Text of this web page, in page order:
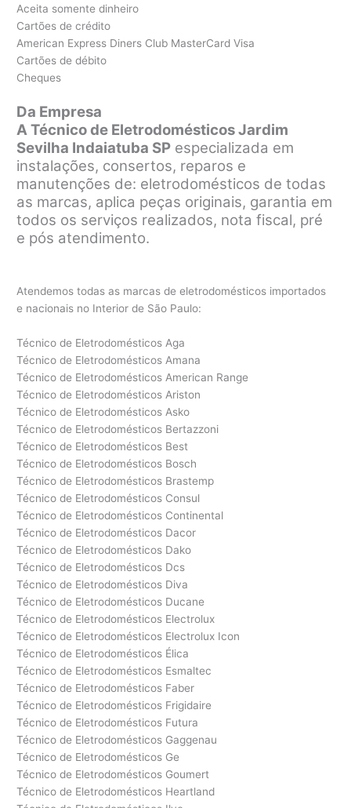
Aceita somente dinheiro
Cartões de crédito
American Express Diners Club MasterCard Visa
Cartões de débito
Cheques
Da Empresa
A Técnico de Eletrodomésticos Jardim
Sevilha Indaiatuba SP especializada em
instalações, consertos, reparos e
manutenções de: eletrodomésticos de todas
as marcas, aplica peças originais, garantia em
todos os serviços realizados, nota fiscal, pré
e pós atendimento.
Atendemos todas as marcas de eletrodomésticos importados
e nacionais no Interior de São Paulo:
Técnico de Eletrodomésticos Aga
Técnico de Eletrodomésticos Amana
Técnico de Eletrodomésticos American Range
Técnico de Eletrodomésticos Ariston
Técnico de Eletrodomésticos Asko
Técnico de Eletrodomésticos Bertazzoni
Técnico de Eletrodomésticos Best
Técnico de Eletrodomésticos Bosch
Técnico de Eletrodomésticos Brastemp
Técnico de Eletrodomésticos Consul
Técnico de Eletrodomésticos Continental
Técnico de Eletrodomésticos Dacor
Técnico de Eletrodomésticos Dako
Técnico de Eletrodomésticos Dcs
Técnico de Eletrodomésticos Diva
Técnico de Eletrodomésticos Ducane
Técnico de Eletrodomésticos Electrolux
Técnico de Eletrodomésticos Electrolux Icon
Técnico de Eletrodomésticos Élica
Técnico de Eletrodomésticos Esmaltec
Técnico de Eletrodomésticos Faber
Técnico de Eletrodomésticos Frigidaire
Técnico de Eletrodomésticos Futura
Técnico de Eletrodomésticos Gaggenau
Técnico de Eletrodomésticos Ge
Técnico de Eletrodomésticos Goumert
Técnico de Eletrodomésticos Heartland